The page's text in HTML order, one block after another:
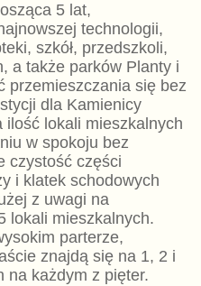
5 lat,
technologii,
szkół, przedszkoli,
a także parków Planty i
przemieszczania się bez
dla Kamienicy
ilość lokali mieszkalnych
w spokoju bez
czystość części
i klatek schodowych
z uwagi na
lokali mieszkalnych.
parterze,
znajdą się na 1, 2 i
na każdym z pięter.